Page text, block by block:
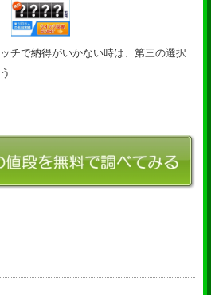
チで納得がいかない時は、第三の選択